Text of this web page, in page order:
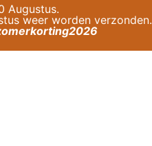
Augustus.
weer worden verzonden.